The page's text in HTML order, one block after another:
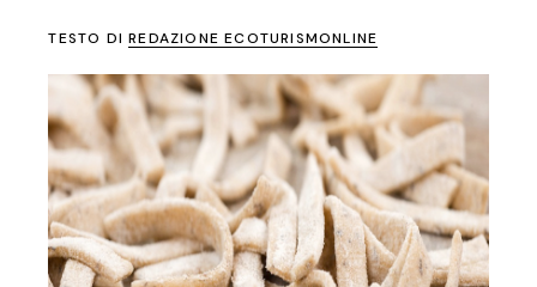
TESTO DIREDAZIONE ECOTURISMONLINE